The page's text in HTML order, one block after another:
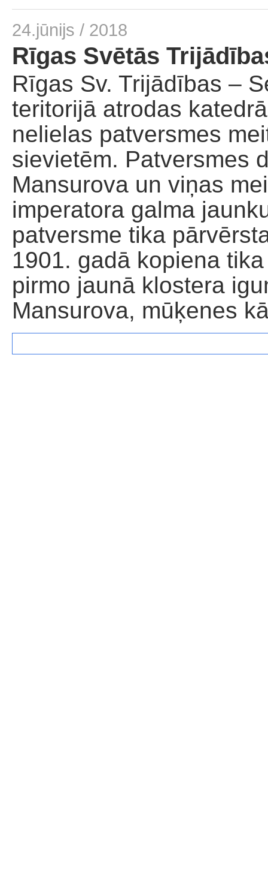
24.jūnijs / 2018
Rīgas Svētās
Rīgas Sv. Trijādības –
teritorijā atrodas
nelielas patversmes
sievietēm. Patversmes
Mansurova un viņas
imperatora galma
patversme tika
1901. gadā kopiena
pirmo jaunā klostera
Mansurova, mūķenes